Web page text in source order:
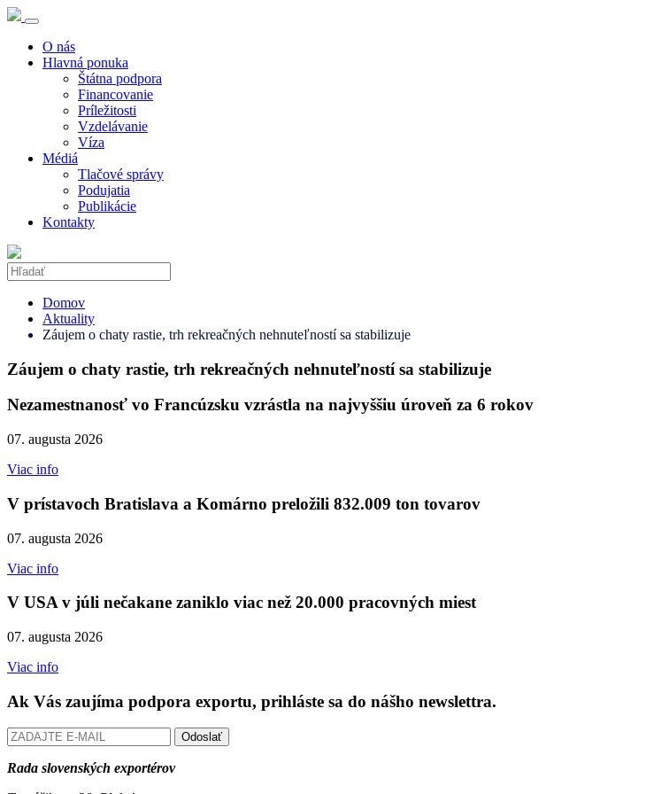
O nás
Hlavná ponuka
Štátna podpora
Financovanie
Príležitosti
Vzdelávanie
Víza
Médiá
Tlačové správy
Podujatia
Publikácie
Kontakty
Domov
Aktuality
Záujem o chaty rastie, trh rekreačných nehnuteľností sa stabilizuje
Záujem o chaty rastie, trh rekreačných nehnuteľností sa stabilizuje
Nezamestnanosť vo Francúzsku vzrástla na najvyššiu úroveň za 6 rokov
07. augusta 2026
Viac info
V prístavoch Bratislava a Komárno preložili 832.009 ton tovarov
07. augusta 2026
Viac info
V USA v júli nečakane zaniklo viac než 20.000 pracovných miest
07. augusta 2026
Viac info
Ak Vás zaujíma podpora exportu, prihláste sa do nášho newslettra.
Odoslať
Rada slovenských exportérov